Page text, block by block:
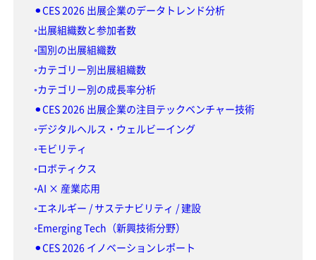
⚫︎CES 2026 出展企業のデータトレンド分析
◦出展組織数と参加者数
◦国別の出展組織数
◦カテゴリー別出展組織数
◦カテゴリー別の成長率分析
⚫︎CES 2026 出展企業の注目テックベンチャー技術
◦デジタルヘルス・ウェルビーイング
◦モビリティ
◦ロボティクス
◦AI × 産業応用
◦エネルギー / サステナビリティ / 建設
◦Emerging Tech（新興技術分野）
⚫︎CES 2026 イノベーションレポート